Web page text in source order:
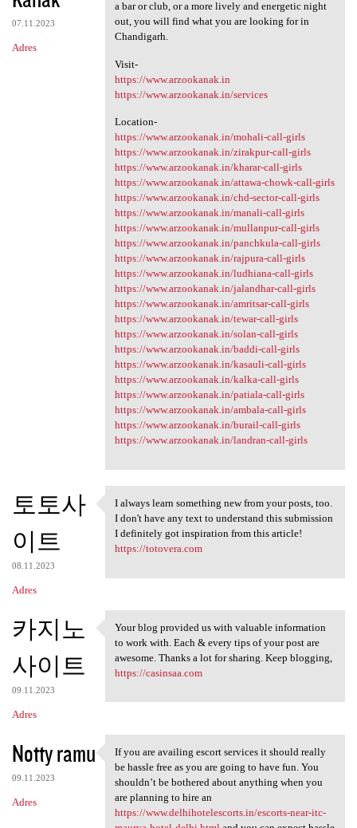
07.11.2023
Adres
a bar or club, or a more lively and energetic night
out, you will find what you are looking for in
Chandigarh.
Visit-
https://www.arzookanak.in
https://www.arzookanak.in/services
Location-
https://www.arzookanak.in/mohali-call-girls
https://www.arzookanak.in/zirakpur-call-girls
https://www.arzookanak.in/kharar-call-girls
https://www.arzookanak.in/attawa-chowk-call-girls
https://www.arzookanak.in/chd-sector-call-girls
https://www.arzookanak.in/manali-call-girls
https://www.arzookanak.in/mullanpur-call-girls
https://www.arzookanak.in/panchkula-call-girls
https://www.arzookanak.in/rajpura-call-girls
https://www.arzookanak.in/ludhiana-call-girls
https://www.arzookanak.in/jalandhar-call-girls
https://www.arzookanak.in/amritsar-call-girls
https://www.arzookanak.in/tewar-call-girls
https://www.arzookanak.in/solan-call-girls
https://www.arzookanak.in/baddi-call-girls
https://www.arzookanak.in/kasauli-call-girls
https://www.arzookanak.in/kalka-call-girls
https://www.arzookanak.in/patiala-call-girls
https://www.arzookanak.in/ambala-call-girls
https://www.arzookanak.in/burail-call-girls
https://www.arzookanak.in/landran-call-girls
토토사
이트
08.11.2023
Adres
I always learn something new
I always learn something new from your posts, too.
I don't have any text to understand this submission
I definitely got inspiration from this article!
https://totovera.com
카지노
사이트
09.11.2023
Adres
Your blog provided us with
Your blog provided us with valuable information
to work with. Each & every tips of your post are
awesome. Thanks a lot for sharing. Keep blogging,
https://casinsaa.com
Notty ramu
09.11.2023
Adres
If you are availing escort
If you are availing escort services it should really
be hassle free as you are going to have fun. You
shouldn’t be bothered about anything when you
are planning to hire an
https://www.delhihotelescorts.in/escorts-near-itc-